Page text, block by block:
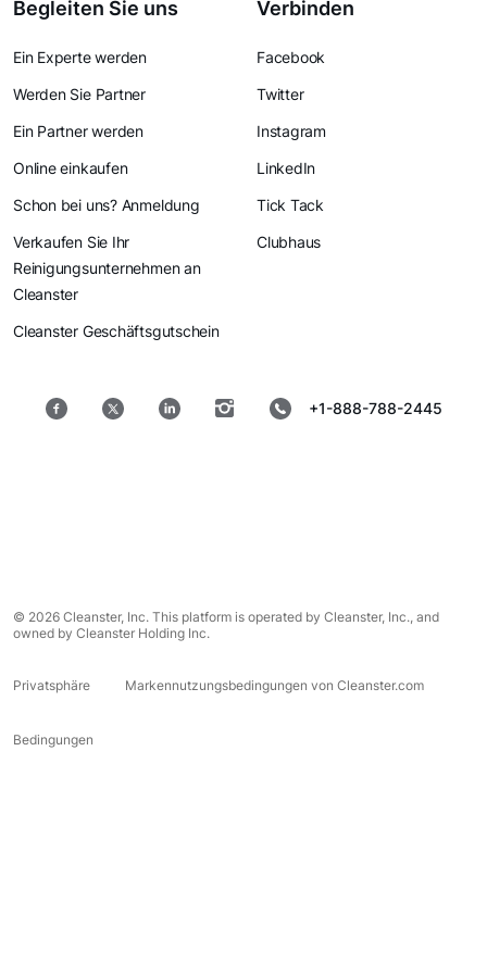
Begleiten Sie uns
Ein Experte werden
Werden Sie Partner
Ein Partner werden
Online einkaufen
Schon bei uns? Anmeldung
Verkaufen Sie Ihr
Reinigungsunternehmen an
Cleanster
Cleanster Geschäftsgutschein
Verbinden
Facebook
Twitter
Instagram
LinkedIn
Tick Tack
Clubhaus
+1-888-788-2445
© 2026 Cleanster, Inc. This platform is operated by Cleanster, Inc., and
owned by Cleanster Holding Inc.
Privatsphäre Markennutzungsbedingungen von Cleanster.com
Bedingungen